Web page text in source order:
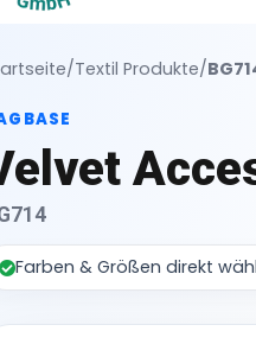
/Textil Produkte/
Farben & Größen direkt